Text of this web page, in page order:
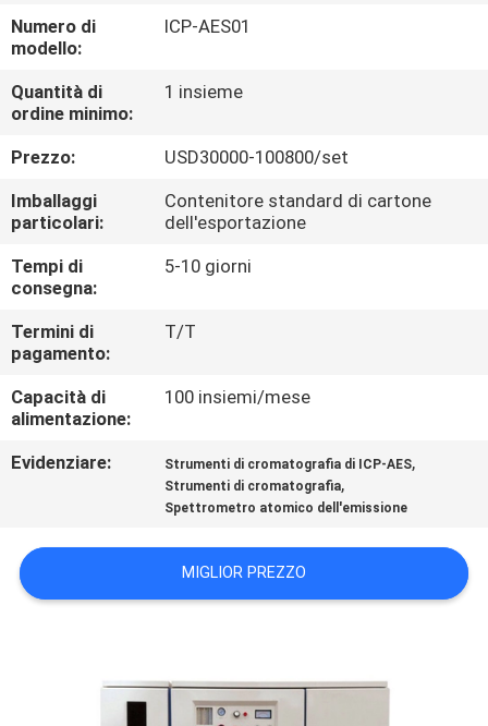
GIRO
DELLA
FABBRICA
CONTROLLO
DI
QUALITÀ
CONTATTICI
RICHIEDA
CITAZIONE
MAPPA
DEL
PRIVACY
Numero di
modello:
ICP-AES01
Quantità di
ordine minimo:
1 insieme
Prezzo:
USD30000-100800/set
Imballaggi
particolari:
Contenitore standard di cartone
dell'esportazione
Tempi di
consegna:
5-10 giorni
Termini di
pagamento:
T/T
Capacità di
alimentazione:
100 insiemi/mese
Evidenziare: Strumenti di cromatografia di ICP-AES,
Strumenti di cromatografia,
Spettrometro atomico dell'emissione
MIGLIOR PREZZO